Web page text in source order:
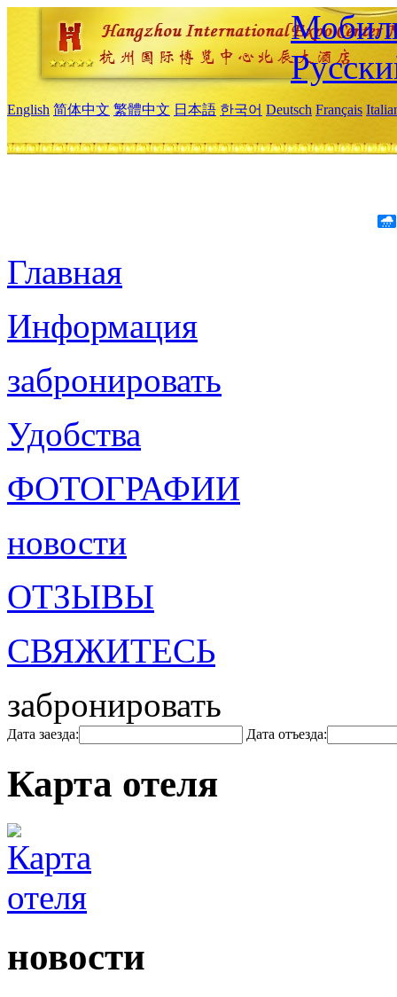
English 简体中文 繁體中文 日本語 한국어 Deutsch Français
Главная
Информация
забронировать
Удобства
ФОТОГРАФИИ
новости
ОТЗЫВЫ
СВЯЖИТЕСЬ
забронировать
Дата заезда: Дата отъезда:
Карта отеля
новости